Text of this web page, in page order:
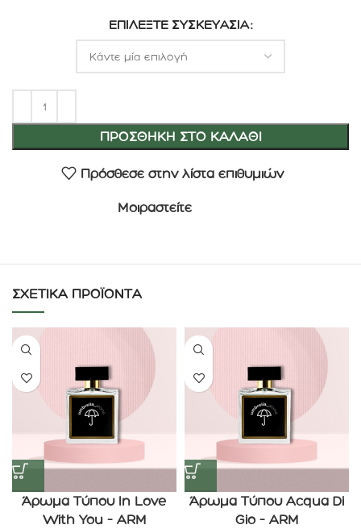
ΕΠΙΛΈΞΤΕ ΣΥΣΚΕΥΑΣΊΑ
ΠΡΟΣΘΉΚΗ ΣΤΟ ΚΑΛΆΘΙ
Πρόσθεσε στην λίστα επιθυμιών
Μοιραστείτε
ΣΧΕΤΙΚΆ ΠΡΟΪΌΝΤΑ
Άρωμα Τύπου In Love
With You – ARM
Άρωμα Τύπου Acqua Di
Gio – ARM